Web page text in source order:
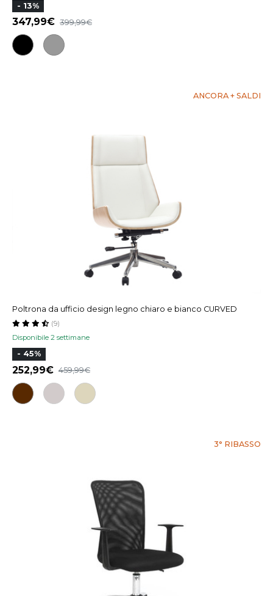
- 13%
347,99 399,99
ANCORA + SALDI
Poltrona da ufficio design legno chiaro e bianco CURVED
Disponibile 2 settimane
(9)
- 45%
252,99 459,99
3° RIBASSO